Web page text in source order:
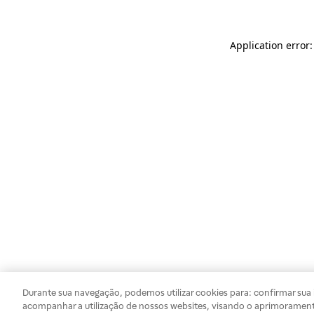
Application
Durante sua navegação, podemos utilizar cookies para: confirmar
acompanhar a utilização de nossos websites, visando o